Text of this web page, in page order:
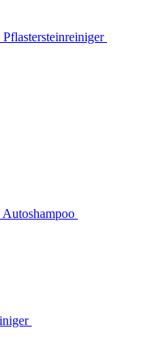
Pflastersteinreiniger
Autoshampoo